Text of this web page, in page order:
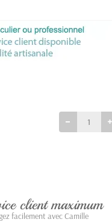
client maximum
facilement avec Camille